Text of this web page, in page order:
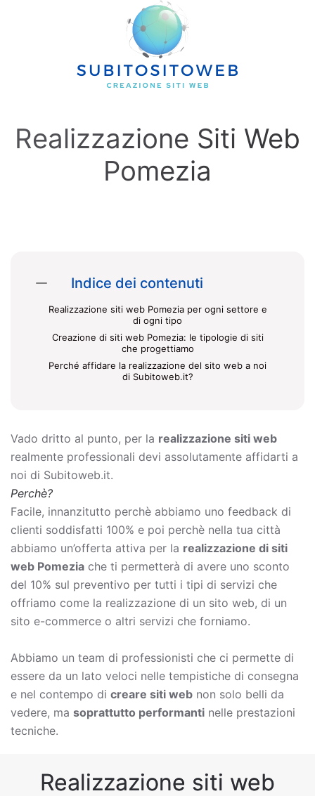
Skip to main content
Realizzazione Siti Web
Pomezia
Indice dei contenuti
Realizzazione siti web Pomezia per ogni settore e
di ogni tipo
Creazione di siti web Pomezia: le tipologie di siti
che progettiamo
Perché affidare la realizzazione del sito web a noi
di Subitoweb.it?
Vado dritto al punto, per la realizzazione siti web
realmente professionali devi assolutamente affidarti a
noi di Subitoweb.it.
Perchè?
Facile, innanzitutto perchè abbiamo uno feedback di
clienti soddisfatti 100% e poi perchè nella tua città
abbiamo un’offerta attiva per la realizzazione di siti
web Pomezia che ti permetterà di avere uno sconto
del 10% sul preventivo per tutti i tipi di servizi che
offriamo come la realizzazione di un sito web, di un
sito e-commerce o altri servizi che forniamo.
Abbiamo un team di professionisti che ci permette di
essere da un lato veloci nelle tempistiche di consegna
e nel contempo di creare siti web non solo belli da
vedere, ma soprattutto performanti nelle prestazioni
tecniche.
Realizzazione siti web